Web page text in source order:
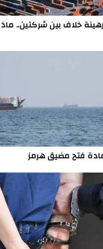
خلاف بين شركتين..